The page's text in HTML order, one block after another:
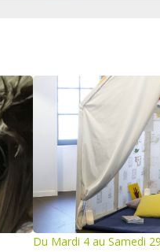
Du Mardi 4 au Samedi